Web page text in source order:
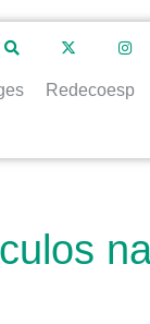
Redecoesp